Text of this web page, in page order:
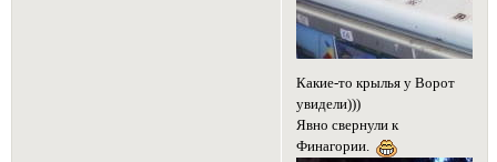
Какие-то крылья у Ворот
увидели)))
Явно свернули к
Финагории.